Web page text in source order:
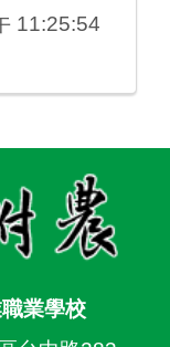
11:25:54
業學校